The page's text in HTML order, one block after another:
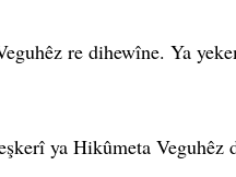
re dihewîne. Ya
ya Hikûmeta